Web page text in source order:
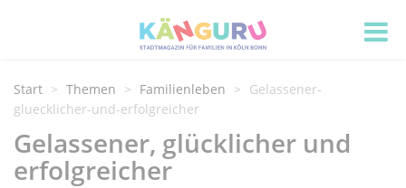
Start Themen Familienleben
Gelassener-
gluecklicher-und-erfolgreicher
Gelassener, glücklicher und
erfolgreicher